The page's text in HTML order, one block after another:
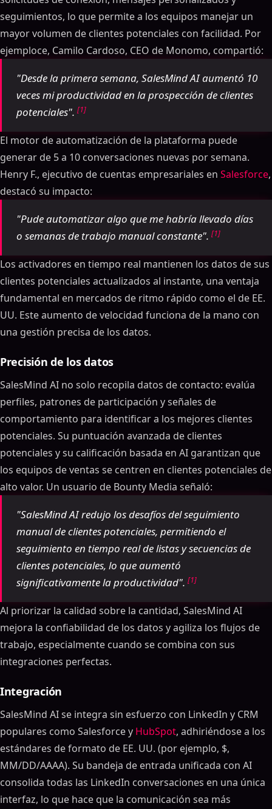
seguimientos, lo que permite a los equipos manejar un
mayor volumen de clientes potenciales con facilidad. Por
ejemploce, Camilo Cardoso, CEO de Monomo, compartió:
"Desde la primera semana, SalesMind AI aumentó 10
veces mi productividad en la prospección de clientes
potenciales". [1]
El motor de automatización de la plataforma puede
generar de 5 a 10 conversaciones nuevas por semana.
Henry F., ejecutivo de cuentas empresariales en Salesforce,
destacó su impacto:
"Pude automatizar algo que me habría llevado días
o semanas de trabajo manual constante". [1]
Los activadores en tiempo real mantienen los datos de sus
clientes potenciales actualizados al instante, una ventaja
fundamental en mercados de ritmo rápido como el de EE.
UU. Este aumento de velocidad funciona de la mano con
una gestión precisa de los datos.
Precisión de los datos
SalesMind AI no solo recopila datos de contacto: evalúa
perfiles, patrones de participación y señales de
comportamiento para identificar a los mejores clientes
potenciales. Su puntuación avanzada de clientes
potenciales y su calificación basada en AI garantizan que
los equipos de ventas se centren en clientes potenciales de
alto valor. Un usuario de Bounty Media señaló:
"SalesMind AI redujo los desafíos del seguimiento
manual de clientes potenciales, permitiendo el
seguimiento en tiempo real de listas y secuencias de
clientes potenciales, lo que aumentó
significativamente la productividad". [1]
Al priorizar la calidad sobre la cantidad, SalesMind AI
mejora la confiabilidad de los datos y agiliza los flujos de
trabajo, especialmente cuando se combina con sus
integraciones perfectas.
Integración
SalesMind AI se integra sin esfuerzo con LinkedIn y CRM
populares como Salesforce y HubSpot, adhiriéndose a los
estándares de formato de EE. UU. (por ejemplo, $,
MM/DD/AAAA). Su bandeja de entrada unificada con AI
consolida todas las LinkedIn conversaciones en una única
interfaz, lo que hace que la comunicación sea más